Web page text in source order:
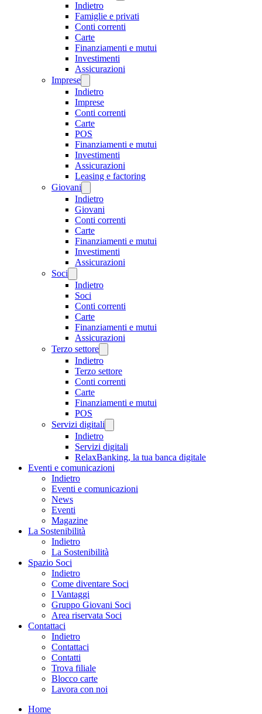
Indietro
Famiglie e privati
Conti correnti
Carte
Finanziamenti e mutui
Investimenti
Assicurazioni
Imprese
Indietro
Imprese
Conti correnti
Carte
POS
Finanziamenti e mutui
Investimenti
Assicurazioni
Leasing e factoring
Giovani
Indietro
Giovani
Conti correnti
Carte
Finanziamenti e mutui
Investimenti
Assicurazioni
Soci
Indietro
Soci
Conti correnti
Carte
Finanziamenti e mutui
Assicurazioni
Terzo settore
Indietro
Terzo settore
Conti correnti
Carte
Finanziamenti e mutui
POS
Servizi digitali
Indietro
Servizi digitali
RelaxBanking, la tua banca digitale
Eventi e comunicazioni
Indietro
Eventi e comunicazioni
News
Eventi
Magazine
La Sostenibilità
Indietro
La Sostenibilità
Spazio Soci
Indietro
Come diventare Soci
I Vantaggi
Gruppo Giovani Soci
Area riservata Soci
Contattaci
Indietro
Contattaci
Contatti
Trova filiale
Blocco carte
Lavora con noi
Home